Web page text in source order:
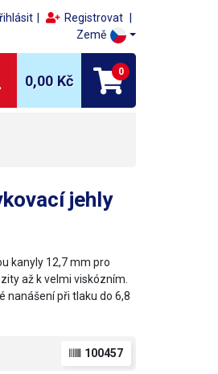
Registrovat
Země
0,00 Kč
0
jehly
kanyly 12,7 mm pro
až k velmi viskózním.
nanášení při tlaku do 6,8
100457